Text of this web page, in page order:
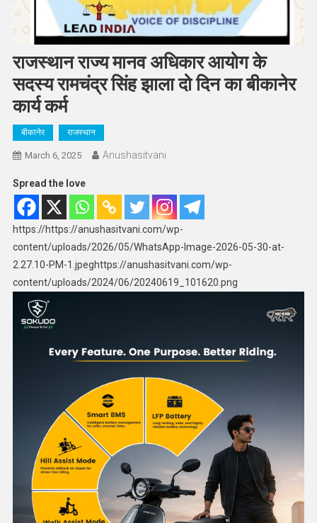
राजस्थान राज्य मानव अधिकार आयोग के
सदस्य रामचंद्र सिंह झाला दो दिन का बीकानेर
कार्य कर्म
बीकानेर राजस्थान
March 6, 2025 Anushasitvani
Spread the love
https://https://anushasitvani.com/wp-
content/uploads/2026/05/WhatsApp-Image-2026-05-30-at-
2.27.10-PM-1.jpeghttps://anushasitvani.com/wp-
content/uploads/2024/06/20240619_101620.png